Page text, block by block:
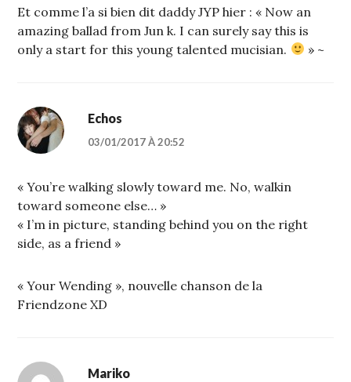
Et comme l’a si bien dit daddy JYP hier : « Now an
amazing ballad from Jun k. I can surely say this is
only a start for this young talented mucisian.
» ~
Echos
03/01/2017 À 20:52
« You’re walking slowly toward me. No, walkin
toward someone else… »
« I’m in picture, standing behind you on the right
side, as a friend »
« Your Wending », nouvelle chanson de la
Friendzone XD
Mariko